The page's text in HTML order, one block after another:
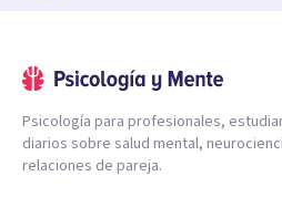
Psicología para profesionales,
diarios sobre salud mental,
relaciones de pareja.